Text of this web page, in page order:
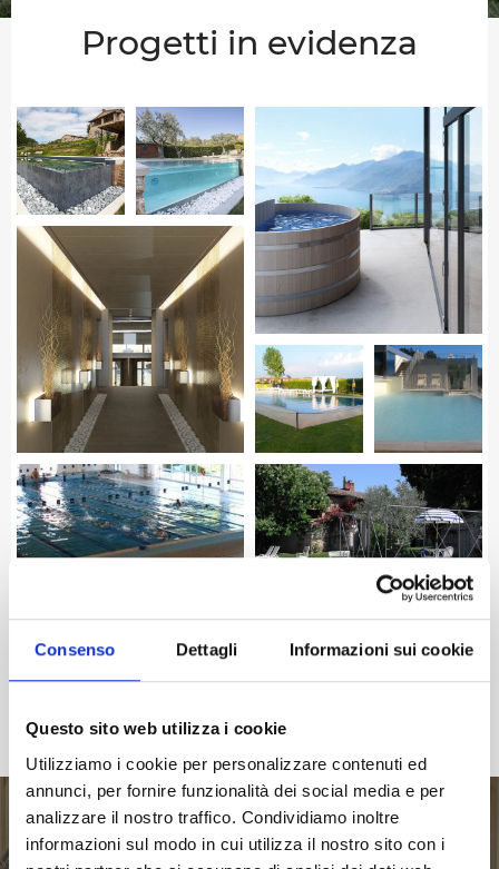
Consenso Dettagli Informazioni sui cookie
Questo sito web utilizza i cookie
Utilizziamo i cookie per personalizzare contenuti ed
annunci, per fornire funzionalità dei social media e per
analizzare il nostro traffico. Condividiamo inoltre
informazioni sul modo in cui utilizza il nostro sito con i
Progetti in evidenza